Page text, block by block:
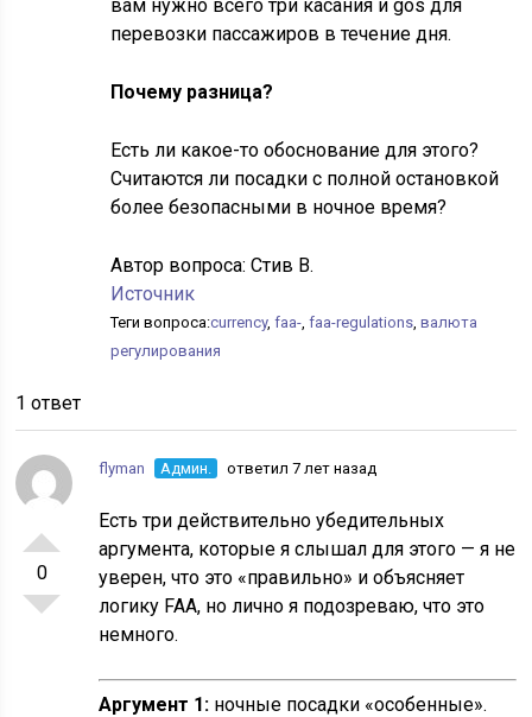
вам нужно всего три касания и gos для
перевозки пассажиров в течение дня.
Почему разница?
Есть ли какое-то обоснование для этого?
Считаются ли посадки с полной остановкой
более безопасными в ночное время?
Автор вопроса:Стив В.
Источник
Теги вопроса:currency,faa-,faa-regulations,валюта
регулирования
1 ответ
0
flyman Админ. ответил 7 лет назад
Есть три действительно убедительных
аргумента, которые я слышал для этого — я не
уверен, что это «правильно» и объясняет
логику FAA, но лично я подозреваю, что это
немного.
Аргумент 1: ночные посадки «особенные».